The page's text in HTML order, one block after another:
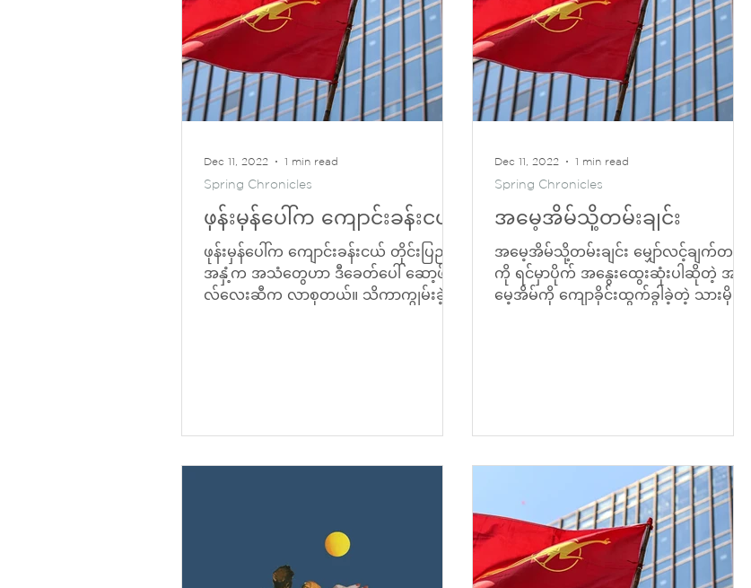
ဖုန်းမှန်ပေါ်က ကျောင်းခန်းငယ်
ဖုန်းမှန်ပေါ်က ကျောင်းခန်းငယ် တိုင်းပြည်
အနှံ့က အသံတွေဟာ ဒီခေတ်ပေါ် ဆော့ဖ်ဝဲ
လ်လေးဆီက လာစုတယ်။ သိကာကျွမ်းခဲ့
Spring Chronicles
Dec 11, 2022 1 min read
အမေ့အိမ်သို့တမ်းချင်း
အမေ့အိမ်သို့တမ်းချင်း မျှော်လင့်ချက်တစ်ခု
ကို ရင်မှာပိုက် အနွေးထွေးဆုံးပါဆိုတဲ့ အ
မေ့အိမ်ကို ကျောခိုင်းထွက်ခွါခဲ့တဲ့ သားမိုက်
Spring Chronicles
Dec 11, 2022 1 min read